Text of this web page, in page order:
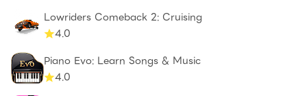
Lowriders Comeback 2: Cruising
4.0
Piano Evo: Learn Songs & Music
4.0